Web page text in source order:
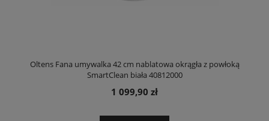
Oltens Fana umywalka 42 cm nablatowa okrągła z powłoką
SmartClean biała 40812000
1 099,90 zł